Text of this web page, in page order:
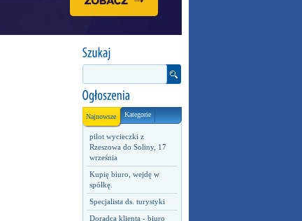
Najnowsze Kategorie
pilot wycieczki z
Rzeszowa do Soliny, 17
września
Kupię biuro, wejdę w
spółkę.
Specjalista ds. turystyki
Doradca klienta - biuro